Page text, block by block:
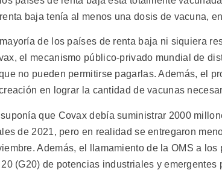
baja tenía al menos una dosis de vacuna,
de los países de renta baja ni siquiera
el mecanismo público-privado mundial de
no pueden permitirse pagarlas. Además, el
en lograr la cantidad de vacunas
que Covax debía suministrar 2000
de 2021, pero en realidad se entregaron
Además, el llamamiento de la OMS a los
20 (G20) de potencias industriales y emergentes